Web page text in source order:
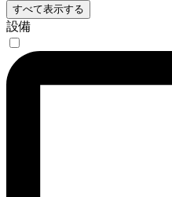
すべて表示する
設備